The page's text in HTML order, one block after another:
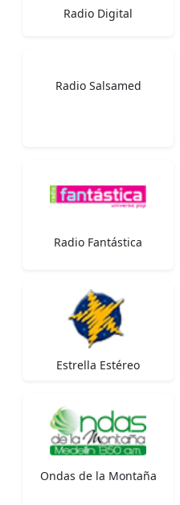
Radio Digital
Radio Salsamed
Radio Fantástica
Estrella Estéreo
Ondas de la Montaña